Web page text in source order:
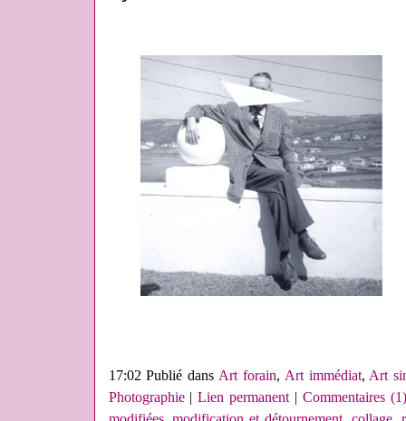
17:02 Publié dansArt forain, Art immédiat,Art
Photographie|Lien permanent| Commentaires (1)